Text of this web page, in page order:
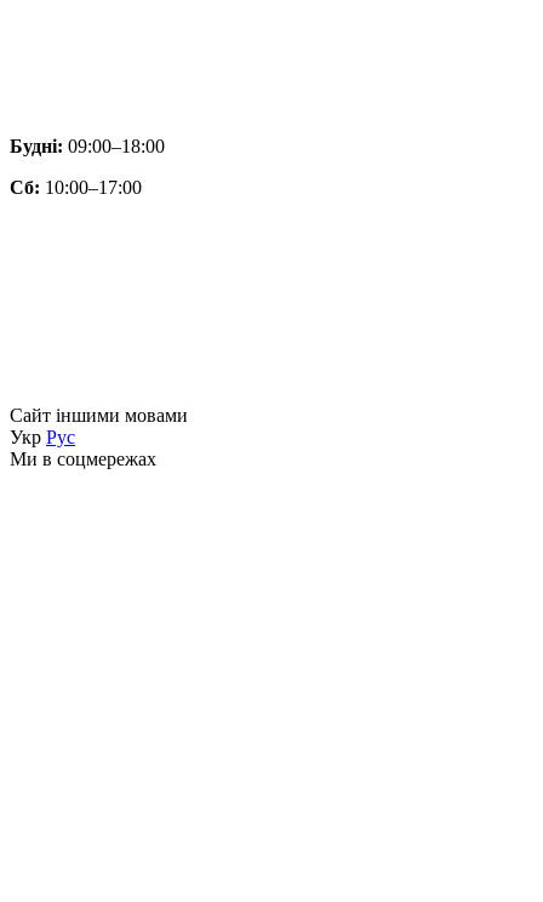
Будні: 09:00–18:00
Сб: 10:00–17:00
Сайт іншими мовами
Укр Рус
Ми в соцмережах